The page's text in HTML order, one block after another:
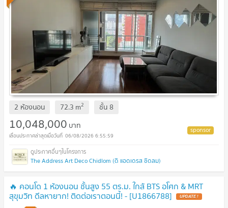
2 ห้องนอน 72.3 m2 ชั้น 8
10,048,000 บาท
06/08/2026 6:55:59
The Address Art Deco Chidlom (ดิ แอดเดรส ชิดลม)
🔥 คอนโด 1 ห้องนอน ชั้นสูง 55 ตร.ม. ใกล้ BTS อโศก & MRT
สุขุมวิท ดีลหายาก! ติดต่อเราตอนนี้! - [U1866788]